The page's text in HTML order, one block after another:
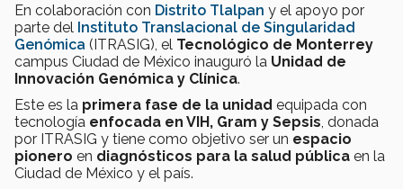
En colaboración con Distrito Tlalpan y el apoyo por
parte del Instituto Translacional de Singularidad
Genómica (ITRASIG), el Tecnológico de Monterrey
campus Ciudad de México inauguró la Unidad de ​​
Innovación Genómica y Clínica.
Este es la primera fase de la unidad equipada con
tecnología enfocada en VIH, Gram y Sepsis , donada
por ITRASIG y tiene como objetivo ser un espacio
pionero en diagnósticos para la salud pública en la
Ciudad de México y el país.